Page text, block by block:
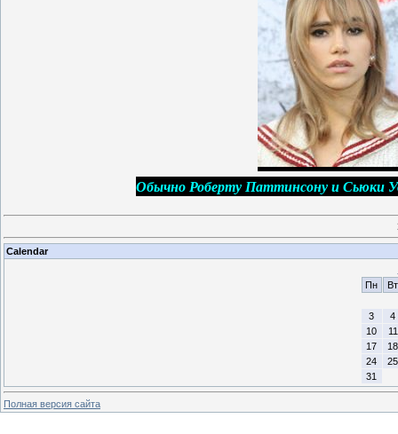
Обычно Роберту Паттинсону и Сьюки
Calendar
Пн
Вт
3
4
10
11
17
18
24
25
31
Полная версия сайта